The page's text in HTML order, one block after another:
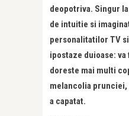
deopotriva. Singur
de intuitie si
personalitatilor TV
ipostaze duioase:
doreste mai multi
melancolia
a capatat.